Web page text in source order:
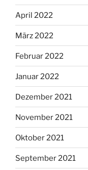
April 2022
März 2022
Februar 2022
Januar 2022
Dezember 2021
November 2021
Oktober 2021
September 2021